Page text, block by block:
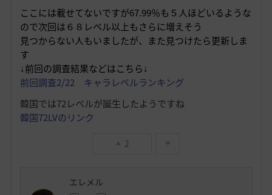
ここには載せてないですが67.99％も５人ほどいるような
ので次回は６８レベル以上もさらに増えそう
見つからない人もいましたが、また見つけたら更新しま
す
↓前回の調査結果などはこちら↓
前回調査2/22 キャラレベルランキング
韓国では72レベルが誕生したようですね
韓国72LVのリンク
2
エレメル